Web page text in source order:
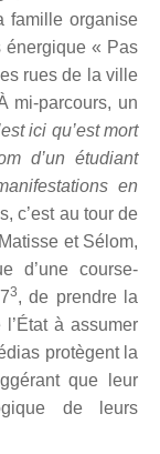
famille organise
énergique « Pas
rues de la ville
mi-parcours, un
ici qu’est mort
d’un étudiant
en
c’est au tour de
et Sélom,
d’une course-
3, de prendre la
à assumer
protègent la
que leur
de leurs